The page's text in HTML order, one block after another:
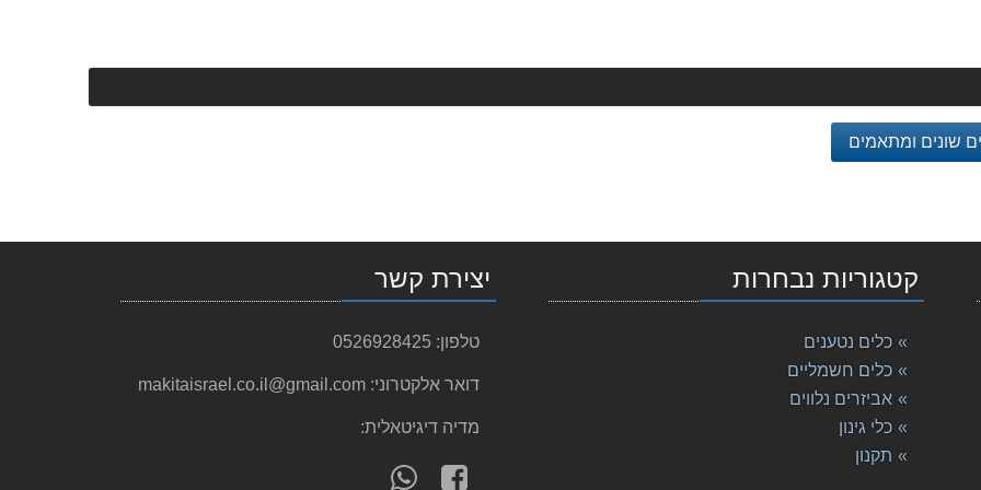
שונים ומתאמים
קטגוריות נבחרות
כלים נטענים
כלים חשמליים
אביזרים נלווים
כלי גינון
תקנון
יצירת קשר
טלפון: 0526928425
דואר אלקטרוני: makitaisrael.co.il@gmail.com
מדיה דיגיטאלית:
עקוב